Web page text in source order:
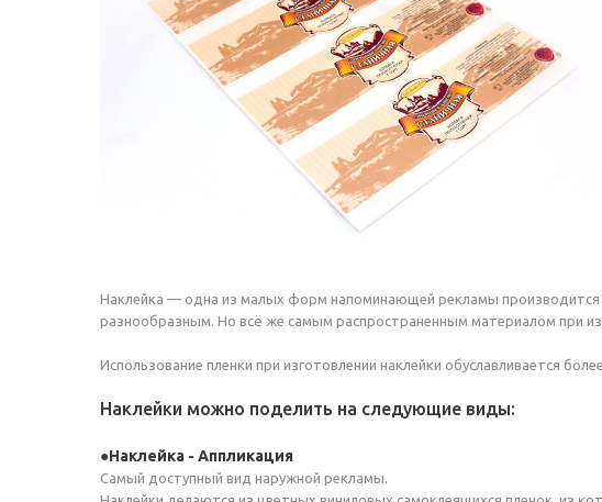
Наклейка — одна из малых форм напоминающей рекламы производится
разнообразным. Но всё же самым распространенным материалом при
Использование пленки при изготовлении наклейки обуславливается
Наклейки можно поделить на следующие виды:
Наклейка - Аппликация
Самый доступный вид наружной рекламы.